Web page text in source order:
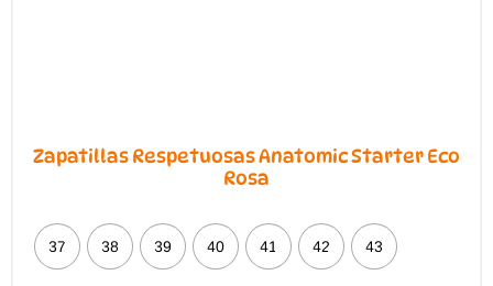
Zapatillas Respetuosas Anatomic Starter Eco
Rosa
37 38 39 40 41 42 43